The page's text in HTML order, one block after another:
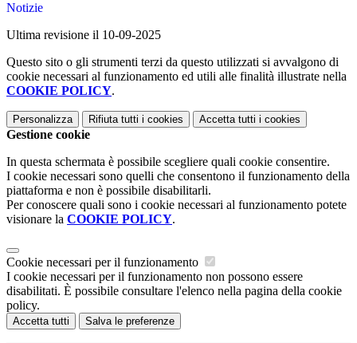
Notizie
Ultima revisione il 10-09-2025
Questo sito o gli strumenti terzi da questo utilizzati si avvalgono di
cookie necessari al funzionamento ed utili alle finalità illustrate nella
COOKIE POLICY.
Personalizza Rifiuta tutti i cookies Accetta tutti i cookies
Gestione cookie
In questa schermata è possibile scegliere quali cookie consentire.
I cookie necessari sono quelli che consentono il funzionamento della
piattaforma e non è possibile disabilitarli.
Per conoscere quali sono i cookie necessari al funzionamento potete
visionare la COOKIE POLICY.
Cookie necessari per il funzionamento
I cookie necessari per il funzionamento non possono essere
disabilitati. È possibile consultare l'elenco nella pagina della cookie
policy.
Accetta tutti Salva le preferenze